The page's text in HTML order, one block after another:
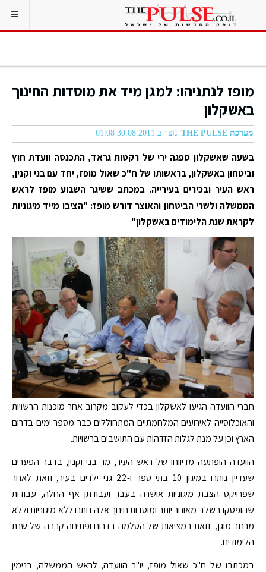
מופז לנתניהו: למגן מיד את מוסדות החינוך
באשקלון
מערכת THE PULSE נוצר ב 30.08.2011 01:08
בשעה שאשקלון ספגה ירי של רקטות גראד, התכנסה וועדת חוץ
וביטחון באשקלון, בראשותו של ח"כ שאול מופז, יחד עם בני וקנין,
ראש העיר ובכירים בעירייה. במכתב ששיגר השבוע מופז לראש
הממשלה ולשרי הביטחון והאוצר דורש מופז: "הציבו מייד מיגוניות
לקראת שנת הלימודים באשקלון"
חברי הוועדה הגיעו לאשקלון בכדי לעקוב מקרוב אחר מוכנות הרשויות
והאוכלוסייה לאירועים המלחמתיים המתחוללים כבר מספר ימים בדרום
הארץ וכן על מנת לגלות הזדהות עם התושבים ברשויות.
הוועדה הופתעה מדיווחו של ראש העיר, מר בני וקנין, בדבר הפערים
שעדיין נותרו במיגון 10 בתי ספר ו-22 גני ילדים בעיר, וזאת לאחר
שפרויקט הצבת מיגוניות אושרה בעבר ועבודתן אף החלה, עבודות
שהופסקו בשלב מאוחר יותר ומוסדות חינוך אלה נותרו ללא מיגוניות וללא
מרחב מוגן, וזאת במציאות של הסלמה בדרום ופתיחה קרבה של שנת
הלימודים.
במכתבו של ח"כ שאול מופז, יו"ר הוועדה, לראש הממשלה, בנימין